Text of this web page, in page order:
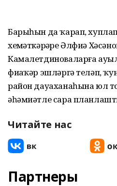
Барыһын да ҡарап,
хеҙмәткәрҙәре Әлфиә
Камалетдиноваларға
фиҙаҡәр эшләргә теләп,
район дауаханаһына юл
әһәмиәтле сара
Читайте нас
Партнеры